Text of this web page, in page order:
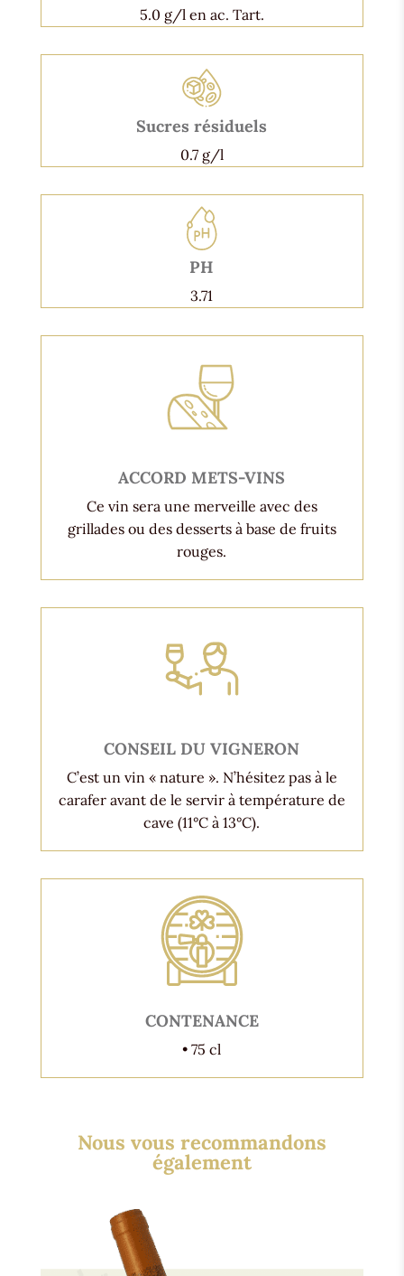
5.0 g/l en ac. Tart.
Sucres résiduels
0.7 g/l
PH
3.71
ACCORD METS-VINS
Ce vin sera une merveille avec des
grillades ou des desserts à base de fruits
rouges.
CONSEIL DU VIGNERON
C’est un vin « nature ». N’hésitez pas à le
carafer avant de le servir à température de
cave (11°C à 13°C).
CONTENANCE
• 75 cl
Nous vous recommandons
également